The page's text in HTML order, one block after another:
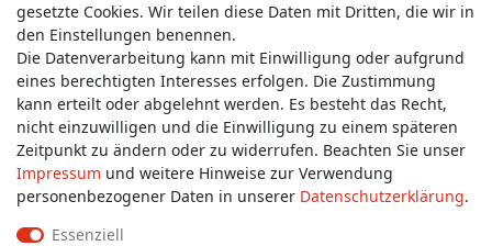
Wünschen Sie einen Rückruf?
service@allmyclothes.de
Schreiben Sie uns:
service@allmyclothes.de
gesetzte Cookies. Wir teilen diese Daten mit Dritten, die wir in
den Einstellungen benennen.
Die Datenverarbeitung kann mit Einwilligung oder aufgrund
eines berechtigten Interesses erfolgen. Die Zustimmung
kann erteilt oder abgelehnt werden. Es besteht das Recht,
nicht einzuwilligen und die Einwilligung zu einem späteren
Zeitpunkt zu ändern oder zu widerrufen. Beachten Sie unser
Impressum und weitere Hinweise zur Verwendung
personenbezogener Daten in unserer Daten­schutz­erklärung.
Essenziell